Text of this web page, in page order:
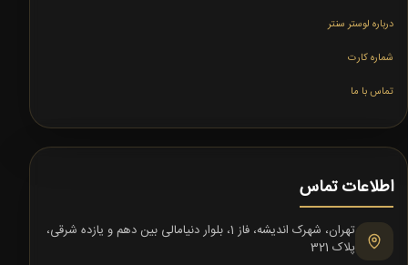
درباره لوستر سنتر
شماره کارت
تماس با ما
اطلاعات تماس
تهران، شهرک اندیشه، فاز 1، بلوار دنیامالی بین دهم و یازده شرقی،
پلاک 321